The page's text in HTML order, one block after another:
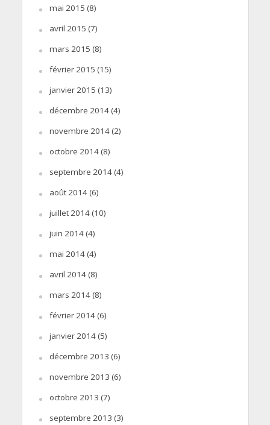
mai 2015 (8)
avril 2015 (7)
mars 2015 (8)
février 2015 (15)
janvier 2015 (13)
décembre 2014(4)
novembre 2014(2)
octobre 2014(8)
septembre 2014(4)
août 2014(6)
juillet 2014(10)
juin 2014(4)
mai 2014(4)
avril 2014(8)
mars 2014(8)
février 2014(6)
janvier 2014(5)
décembre 2013 (6)
novembre 2013 (6)
octobre 2013 (7)
septembre 2013 (3)